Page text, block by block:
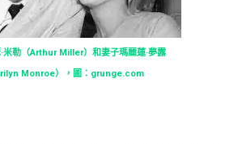
米勒（Arthur Miller）和妻子瑪麗蓮·夢露
Monroe），圖：grunge.com